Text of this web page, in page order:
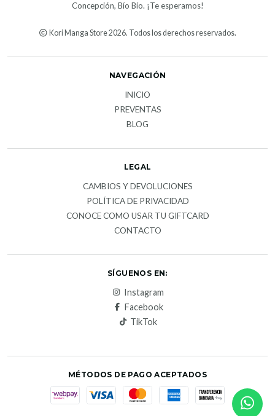
Concepción, Bío Bío. ¡Te esperamos!
Kori Manga Store 2026. Todos los derechos reservados.
NAVEGACIÓN
INICIO
PREVENTAS
BLOG
LEGAL
CAMBIOS Y DEVOLUCIONES
POLÍTICA DE PRIVACIDAD
CONOCE COMO USAR TU GIFTCARD
CONTACTO
SÍGUENOS EN:
Instagram
Facebook
TikTok
MÉTODOS DE PAGO ACEPTADOS